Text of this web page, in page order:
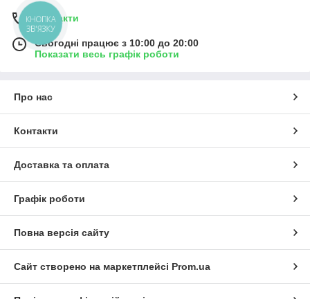
Контакти
Сьогодні працює з 10:00 до 20:00
Показати весь графік роботи
Про нас
Контакти
Доставка та оплата
Графік роботи
Повна версія сайту
Сайт створено на маркетплейсі Prom.ua
КНОПКА
ЗВ'ЯЗКУ